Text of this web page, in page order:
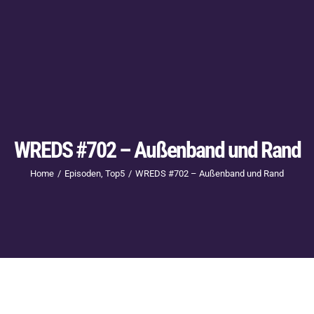
WREDS #702 – Außenband und Rand
Home Episoden Top5 WREDS #702 – Außenband und Rand